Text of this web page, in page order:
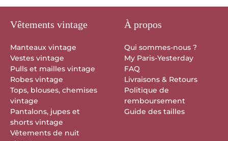
Vêtements vintage
Manteaux vintage
Vestes vintage
Pulls et mailles vintage
Robes vintage
Tops, blouses, chemises
vintage
Pantalons, jupes et
shorts vintage
Vêtements de nuit
À propos
Qui sommes-nous ?
My Paris-Yesterday
FAQ
Livraisons & Retours
Politique de
remboursement
Guide des tailles